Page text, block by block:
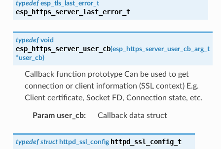
typedef esp_tls_last_error_t
esp_https_server_last_error_t
typedef void
esp_https_server_user_cb(esp_https_server_user_cb_arg_t
*user_cb)
Callback function prototype Can be used to get
connection or client information (SSL context) E.g.
Client certificate, Socket FD, Connection state, etc.
Param user_cb: Callback data struct
typedef struct httpd_ssl_config httpd_ssl_config_t